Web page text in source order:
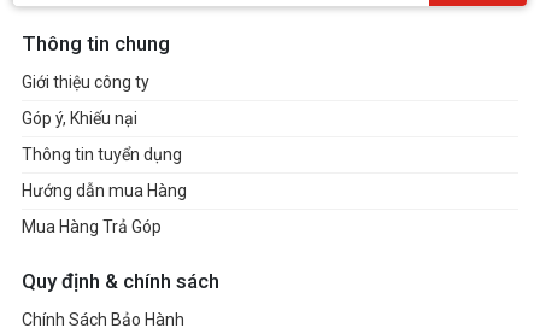
Thông tin chung
Giới thiệu công ty
Góp ý, Khiếu nại
Thông tin tuyển dụng
Hướng dẫn mua Hàng
Mua Hàng Trả Góp
Quy định & chính sách
Chính Sách Bảo Hành